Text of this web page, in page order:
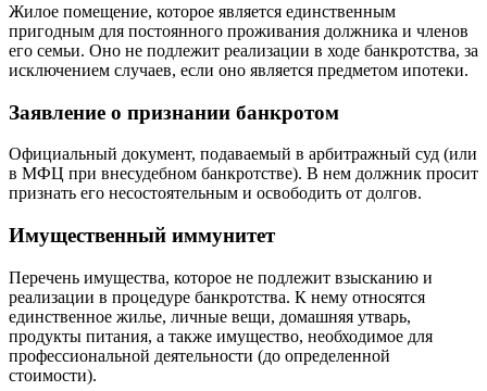
Жилое помещение, которое является единственным
пригодным для постоянного проживания должника и членов
его семьи. Оно не подлежит реализации в ходе банкротства, за
исключением случаев, если оно является предметом ипотеки.
Заявление о признании банкротом
Официальный документ, подаваемый в арбитражный суд (или
в МФЦ при внесудебном банкротстве). В нем должник просит
признать его несостоятельным и освободить от долгов.
Имущественный иммунитет
Перечень имущества, которое не подлежит взысканию и
реализации в процедуре банкротства. К нему относятся
единственное жилье, личные вещи, домашняя утварь,
продукты питания, а также имущество, необходимое для
профессиональной деятельности (до определенной
стоимости).